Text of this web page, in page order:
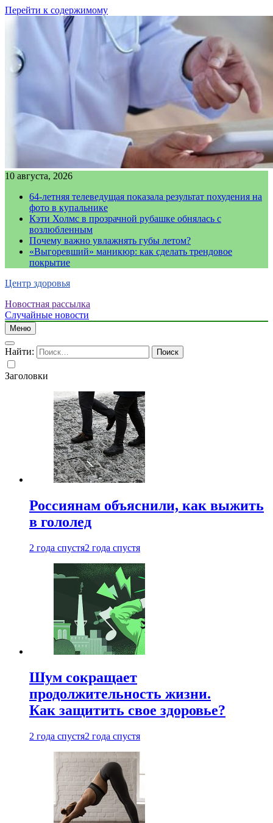
Перейти к содержимому
10 августа, 2026
64-летняя телеведущая показала результат похудения на
фото в купальнике
Кэти Холмс в прозрачной рубашке обнялась с
возлюбленным
Почему важно увлажнять губы летом?
«Выгоревший» маникюр: как сделать трендовое
покрытие
Центр здоровья
Новостная рассылка
Случайные новости
Меню
Найти:
Заголовки
Россиянам объяснили, как выжить
в гололед
2 года спустя2 года спустя
Шум сокращает
продолжительность жизни.
Как защитить свое здоровье?
2 года спустя2 года спустя